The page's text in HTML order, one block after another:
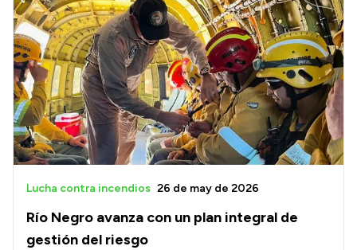
Río Negro avanza con un plan integral de
gestión del riesgo
Lucha contra incendios 26 de may de 2026